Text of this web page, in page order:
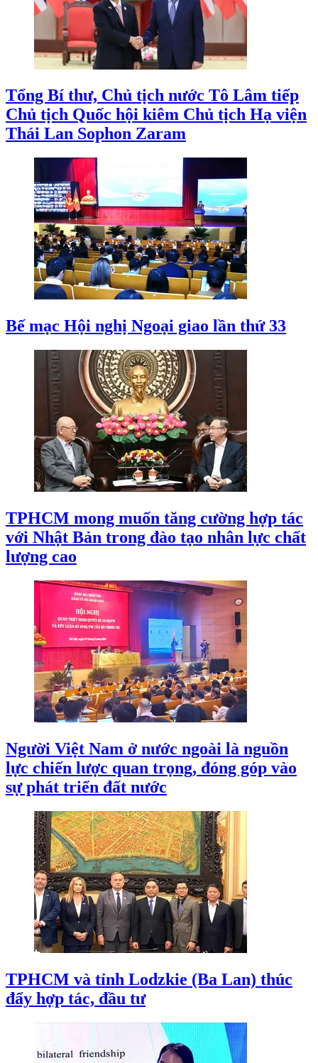
Tổng Bí thư, Chủ tịch nước Tô Lâm tiếp
Chủ tịch Quốc hội kiêm Chủ tịch Hạ viện
Thái Lan Sophon Zaram
Bế mạc Hội nghị Ngoại giao lần thứ 33
TPHCM mong muốn tăng cường hợp tác
với Nhật Bản trong đào tạo nhân lực chất
lượng cao
Người Việt Nam ở nước ngoài là nguồn
lực chiến lược quan trọng, đóng góp vào
sự phát triển đất nước
TPHCM và tỉnh Lodzkie (Ba Lan) thúc
đẩy hợp tác, đầu tư